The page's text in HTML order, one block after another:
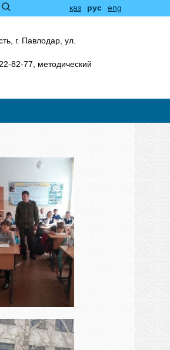
қаз рус eng
г. Павлодар, ул.
82-77, методический